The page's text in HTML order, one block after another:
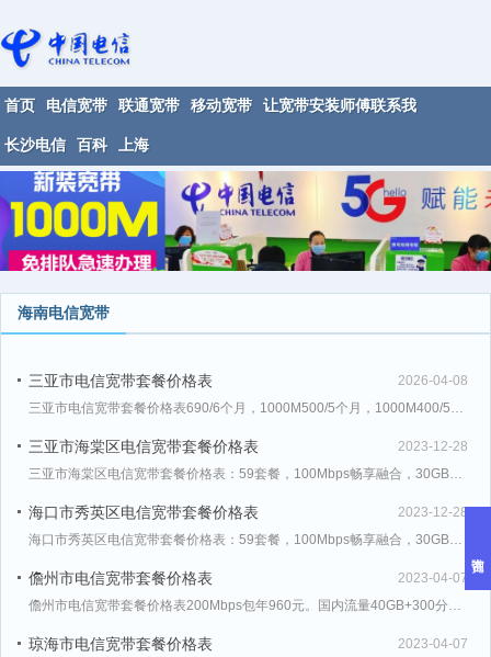
首页 电信宽带 联通宽带 移动宽带 让宽带安装师傅联系我
长沙电信 百科 上海
海南电信宽带
2026-04-08
三亚市电信宽带套餐价格表
2023-12-28
三亚市海棠区电信宽带套餐价格表
2023-12-28
海口市秀英区电信宽带套餐价格表
2023-04-07
儋州市电信宽带套餐价格表
2023-04-07
琼海市电信宽带套餐价格表